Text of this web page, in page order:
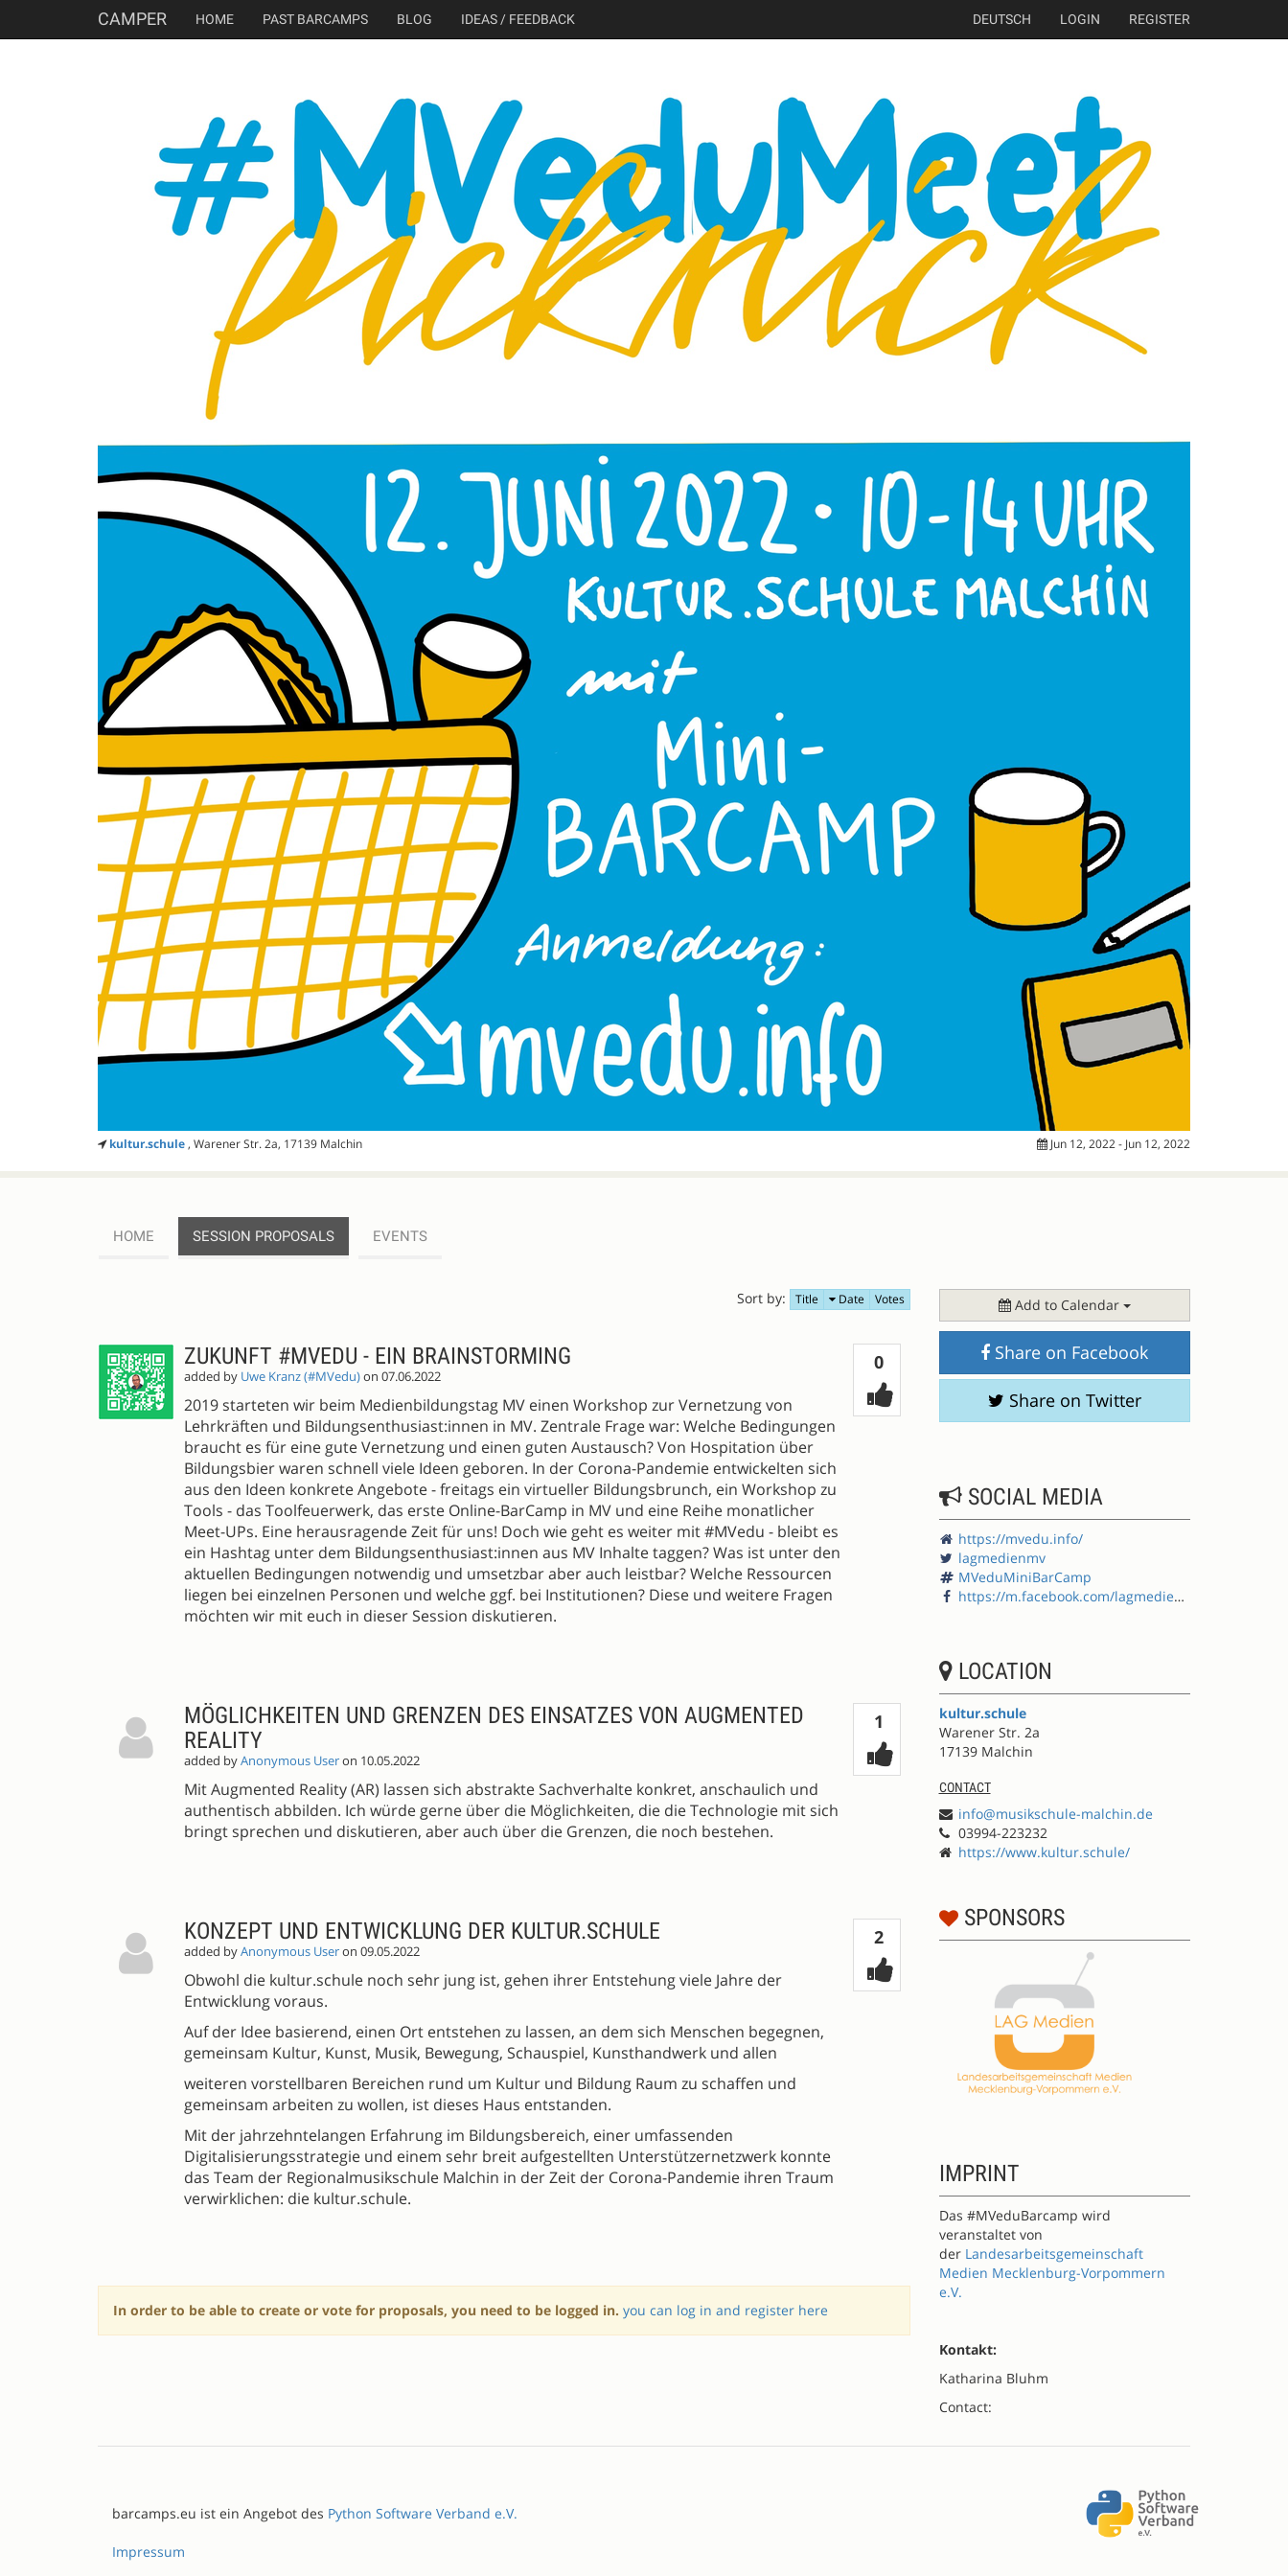
CAMPER HOME PAST BARCAMPS BLOG IDEAS / FEEDBACK DEUTSCH LOGIN REGISTER
kultur.schule, Warener Str. 2a, 17139 Malchin Jun 12, 2022 - Jun 12, 2022
HOME SESSION PROPOSALS EVENTS
PROPOSALS
Sort by: Title Date Votes
0Votes
ZUKUNFT #MVEDU - EIN BRAINSTORMING
added by Uwe Kranz (#MVedu)on 07.06.2022
2019 starteten wir beim Medienbildungstag MV einen Workshop zur Vernetzung von
Lehrkräften und Bildungsenthusiast:innen in MV. Zentrale Frage war: Welche Bedingungen
braucht es für eine gute Vernetzung und einen guten Austausch? Von Hospitation über
Bildungsbier waren schnell viele Ideen geboren. In der Corona-Pandemie entwickelten sich
aus den Ideen konkrete Angebote - freitags ein virtueller Bildungsbrunch, ein Workshop zu
Tools - das Toolfeuerwerk, das erste Online-BarCamp in MV und eine Reihe monatlicher
Meet-UPs. Eine herausragende Zeit für uns! Doch wie geht es weiter mit #MVedu - bleibt es
ein Hashtag unter dem Bildungsenthusiast:innen aus MV Inhalte taggen? Was ist unter den
aktuellen Bedingungen notwendig und umsetzbar aber auch leistbar? Welche Ressourcen
liegen bei einzelnen Personen und welche ggf. bei Institutionen? Diese und weitere Fragen
möchten wir mit euch in dieser Session diskutieren.
1
MÖGLICHKEITEN UND GRENZEN DES EINSATZES VON AUGMENTED
REALITY
added byAnonymous Useron 10.05.2022
Mit Augmented Reality (AR) lassen sich abstrakte Sachverhalte konkret, anschaulich und
authentisch abbilden. Ich würde gerne über die Möglichkeiten, die die Technologie mit sich
bringt sprechen und diskutieren, aber auch über die Grenzen, die noch bestehen.
2Votes
KONZEPT UND ENTWICKLUNG DER KULTUR.SCHULE
added byAnonymous Useron 09.05.2022
Obwohl die kultur.schule noch sehr jung ist, gehen ihrer Entstehung viele Jahre der
Entwicklung voraus.
Auf der Idee basierend, einen Ort entstehen zu lassen, an dem sich Menschen begegnen,
gemeinsam Kultur, Kunst, Musik, Bewegung, Schauspiel, Kunsthandwerk und allen
weiteren vorstellbaren Bereichen rund um Kultur und Bildung Raum zu schaffen und
gemeinsam arbeiten zu wollen, ist dieses Haus entstanden.
Mit der jahrzehntelangen Erfahrung im Bildungsbereich, einer umfassenden
Digitalisierungsstrategie und einem sehr breit aufgestellten Unterstützernetzwerk konnte
das Team der Regionalmusikschule Malchin in der Zeit der Corona-Pandemie ihren Traum
verwirklichen: die kultur.schule.
In order to be able to create or vote for proposals, you need to be logged in. you can log in and register here
Add to Calendar
Share on Facebook
Share on Twitter
SOCIAL MEDIA
https://mvedu.info/
lagmedienmv
MVeduMiniBarCamp
https://m.facebook.com/lagmedienmv/
LOCATION
kultur.schule
Warener Str. 2a
17139 Malchin
CONTACT
info@musikschule-malchin.de
03994-223232
https://www.kultur.schule/
SPONSORS
IMPRINT
Das #MVeduBarcamp wird
veranstaltet von
der Landesarbeitsgemeinschaft
Medien Mecklenburg-Vorpommern
e.V.
Kontakt:
Katharina Bluhm
Contact:
barcamps.eu ist ein Angebot des Python Software Verband e.V.
Impressum